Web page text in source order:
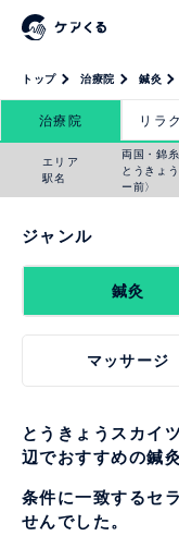
トップ 治療院 鍼灸
治療院 リラ
エリア
駅名
両国・錦
とうきょ
ー前〉
ジャンル
鍼灸
マッサージ
とうきょうスカイ
辺でおすすめの鍼
条件に一致するセ
せんでした。